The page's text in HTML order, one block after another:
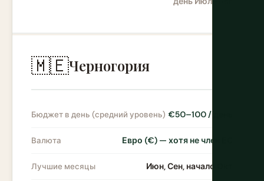
🇲🇪Черногория
Бюджет в день (средний уровень) €50–100 / день
Валюта Евро (€) — хотя не член ЕС
Лучшие месяцы Июн, Сен, начало Окт